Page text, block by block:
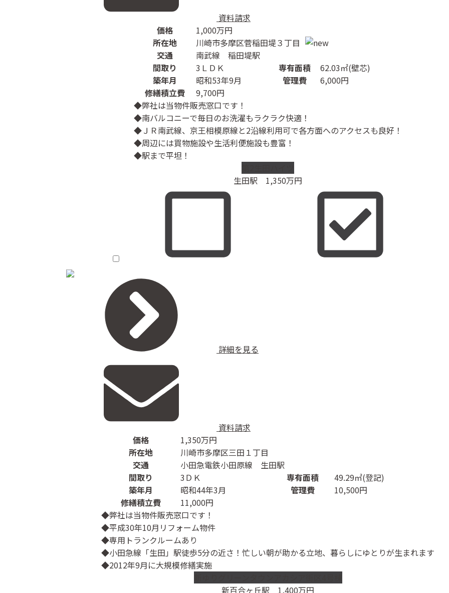
資料請求
価格
1,000万円
所在地
川崎市多摩区菅稲田堤３丁目
交通
南武線 稲田堤駅
間取り
3ＬＤＫ 専有面積
62.03㎡(壁芯)
築年月
昭和53年9月 管理費
6,000円
修繕積立費
9,700円
◆弊社は当物件販売窓口です！
◆南バルコニーで毎日のお洗濯もラクラク快適！
◆ＪＲ南武線、京王相模原線と2沿線利用可で各方面へのアクセスも良好！
◆周辺には買物施設や生活利便施設も豊富！
◆駅まで平坦！
生田駅
1,350万円
詳細を見る
資料請求
価格
1,350万円
所在地
川崎市多摩区三田１丁目
交通
小田急電鉄小田原線 生田駅
間取り
3ＤＫ 専有面積
49.29㎡(登記)
築年月
昭和44年3月 管理費
10,500円
修繕積立費
11,000円
◆弊社は当物件販売窓口です！
◆平成30年10月リフォーム物件
◆専用トランクルームあり
◆小田急線「生田」駅徒歩5分の近さ！忙しい朝が助かる立地、暮らしにゆとりが生まれます
◆2012年9月に大規模修繕実施
新百合ヶ丘駅
1,400万円